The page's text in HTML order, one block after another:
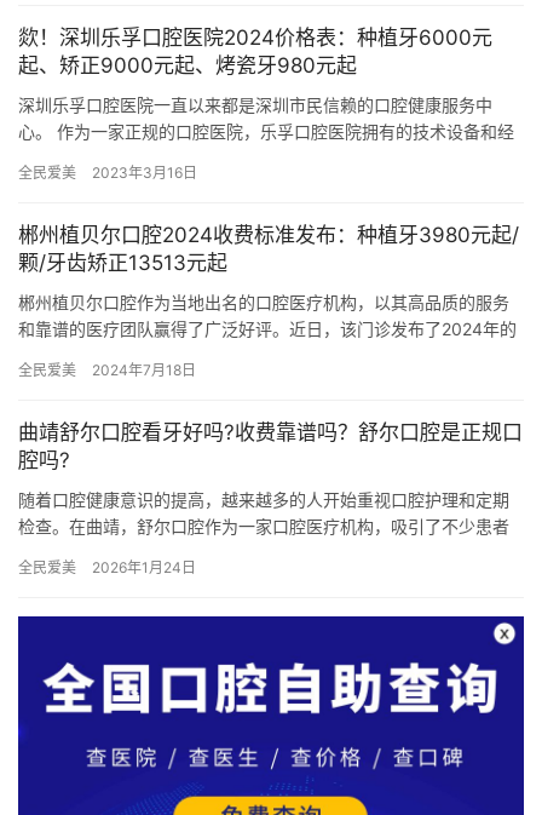
欻！深圳乐孚口腔医院2024价格表：种植牙6000元
起、矫正9000元起、烤瓷牙980元起
深圳乐孚口腔医院一直以来都是深圳市民信赖的口腔健康服务中
心。 作为一家正规的口腔医院，乐孚口腔医院拥有的技术设备和经
论是…
全民爱美 2023年3月16日
郴州植贝尔口腔2024收费标准发布：种植牙3980元起/
颗/牙齿矫正13513元起
郴州植贝尔口腔作为当地出名的口腔医疗机构，以其高品质的服务
和靠谱的医疗团队赢得了广泛好评。近日，该门诊发布了2024年的
针…
全民爱美 2024年7月18日
曲靖舒尔口腔看牙好吗?收费靠谱吗？舒尔口腔是正规口
腔吗?
随着口腔健康意识的提高，越来越多的人开始重视口腔护理和定期
检查。在曲靖，舒尔口腔作为一家口腔医疗机构，吸引了不少患者
家正规…
全民爱美 2026年1月24日